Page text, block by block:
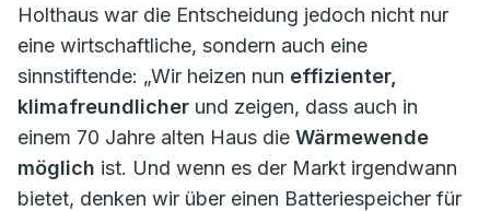
Holthaus war die Entscheidung jedoch nicht nur
eine wirtschaftliche, sondern auch eine
sinnstiftende: „Wir heizen nun effizienter,
klimafreundlicher und zeigen, dass auch in
einem 70 Jahre alten Haus die Wärmewende
möglich ist. Und wenn es der Markt irgendwann
bietet, denken wir über einen Batteriespeicher für